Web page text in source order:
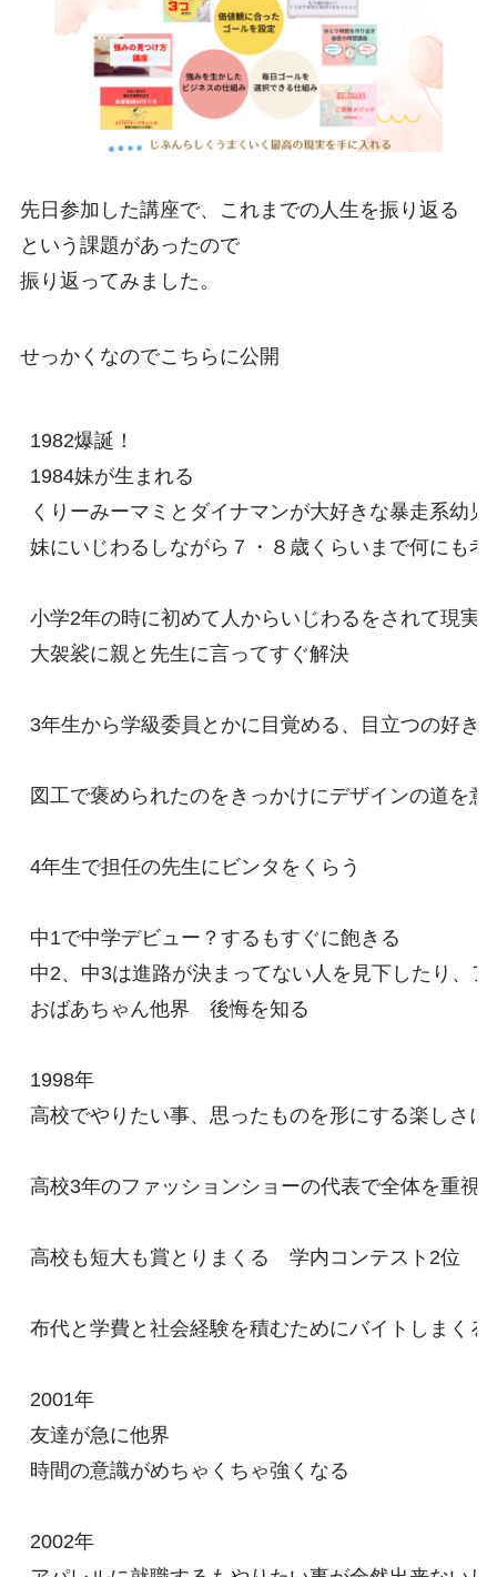
先日参加した講座で、これまでの人生を振り返る
という課題があったので
振り返ってみました。
せっかくなのでこちらに公開
1982爆誕！
1984妹が生まれる
くりーみーマミとダイナマンが大好きな暴走系幼児
妹にいじわるしながら７・８歳くらいまで何にも考
小学2年の時に初めて人からいじわるをされて現実
大袈裟に親と先生に言ってすぐ解決
3年生から学級委員とかに目覚める、目立つの好き
図工で褒められたのをきっかけにデザインの道を意
4年生で担任の先生にビンタをくらう
中1で中学デビュー？するもすぐに飽きる
中2、中3は進路が決まってない人を見下したり、
おばあちゃん他界　後悔を知る
1998年
高校でやりたい事、思ったものを形にする楽しさに
高校3年のファッションショーの代表で全体を重視
高校も短大も賞とりまくる　学内コンテスト2位
布代と学費と社会経験を積むためにバイトしまくる
2001年
友達が急に他界
時間の意識がめちゃくちゃ強くなる
2002年